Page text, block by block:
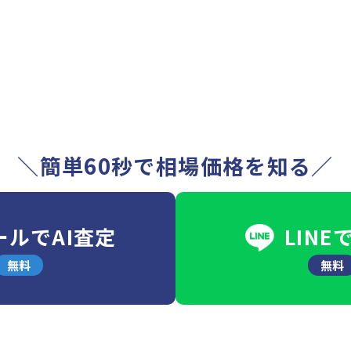
＼簡単60秒で相場価格を知る／
ルでAI査定
無料
LINE
無料